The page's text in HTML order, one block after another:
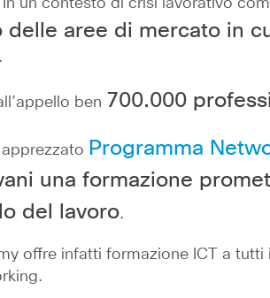
In un contesto di crisi lavorativo
delle aree di mercato in
ben 700.000
Programma
una formazione
del lavoro.
offre infatti formazione ICT a